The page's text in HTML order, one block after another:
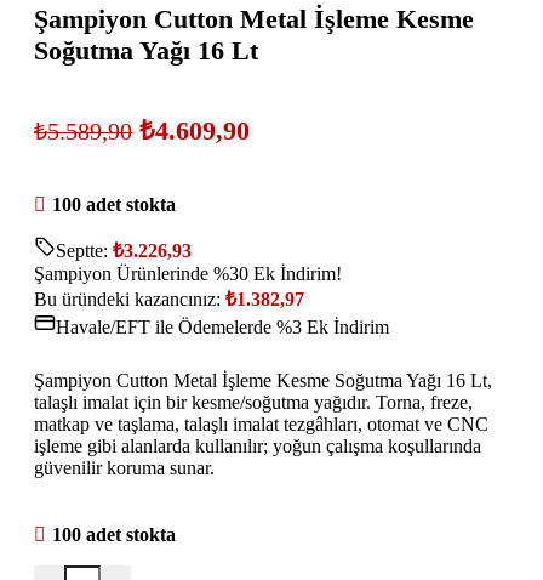
Şampiyon Cutton Metal İşleme Kesme
Soğutma Yağı 16 Lt
₺5.589,90 ₺4.609,90
100 adet stokta
Septte: ₺3.226,93
Şampiyon Ürünlerinde %30 Ek İndirim!
Bu üründeki kazancınız: ₺1.382,97
Havale/EFT ile Ödemelerde %3 Ek İndirim
Şampiyon Cutton Metal İşleme Kesme Soğutma Yağı 16 Lt,
talaşlı imalat için bir kesme/soğutma yağıdır. Torna, freze,
matkap ve taşlama, talaşlı imalat tezgâhları, otomat ve CNC
işleme gibi alanlarda kullanılır; yoğun çalışma koşullarında
güvenilir koruma sunar.
100 adet stokta